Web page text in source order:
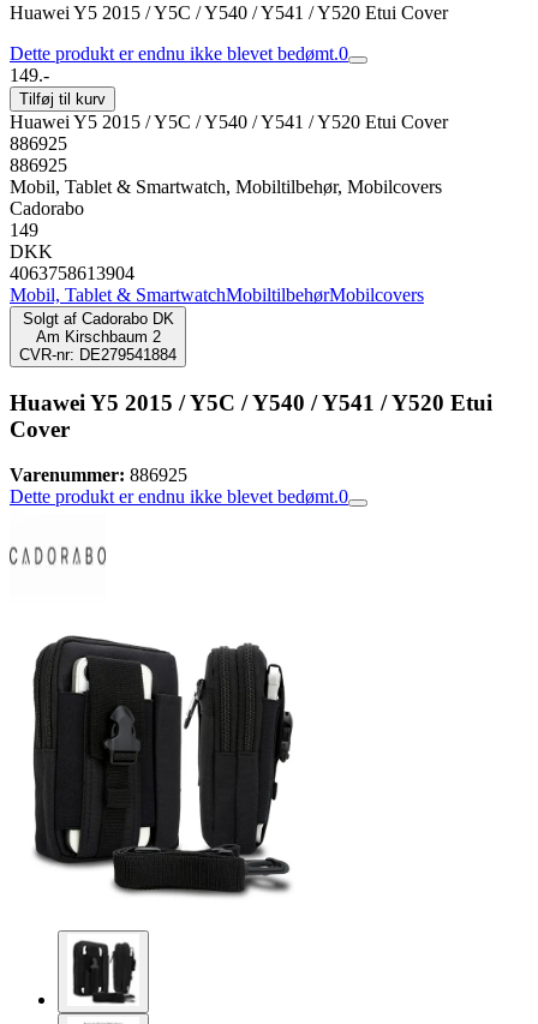
Huawei Y5 2015 / Y5C / Y540 / Y541 / Y520 Etui Cover
Dette produkt er endnu ikke blevet bedømt.0
149.-
Tilføj til kurv
Huawei Y5 2015 / Y5C / Y540 / Y541 / Y520 Etui Cover
886925
886925
Mobil, Tablet & Smartwatch, Mobiltilbehør, Mobilcovers
Cadorabo
149
DKK
4063758613904
Mobil, Tablet & SmartwatchMobiltilbehørMobilcovers
Solgt af Cadorabo DK
Am Kirschbaum 2
CVR-nr: DE279541884
Huawei Y5 2015 / Y5C / Y540 / Y541 / Y520 Etui
Cover
Varenummer: 886925
Dette produkt er endnu ikke blevet bedømt.0